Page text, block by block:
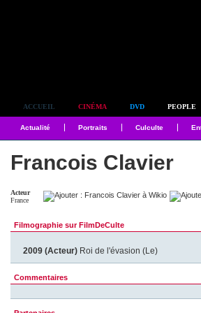
ACCUEIL CINÉMA DVD PEOPLE
Actualité Portraits Culculte
Francois Clavier
Acteur
France
Filmographie sur FilmDeCulte
2009 (Acteur) Roi de l'évasion (Le)
Commentaires